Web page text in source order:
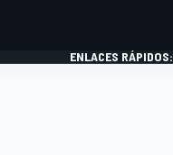
ENLACES RÁPIDOS: